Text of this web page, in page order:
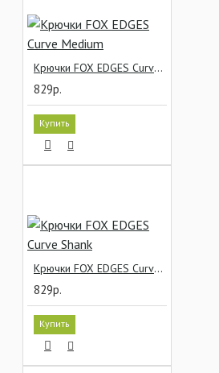
Крючки FOX EDGES Curve Medium
829р.
Купить
Крючки FOX EDGES Curve Shank
829р.
Купить